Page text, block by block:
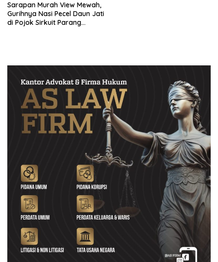
Sarapan Murah View Mewah,
Gurihnya Nasi Pecel Daun Jati
di Pojok Sirkuit Parang